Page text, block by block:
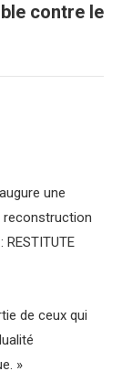
contre le
une
reconstruction
de ceux qui
»